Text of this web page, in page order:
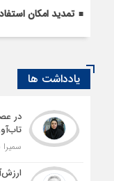
تمدید امکان
یادداشت ها
در